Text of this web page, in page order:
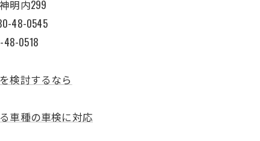
明内299
48-0545
48-0518
検討するなら
車種の車検に対応